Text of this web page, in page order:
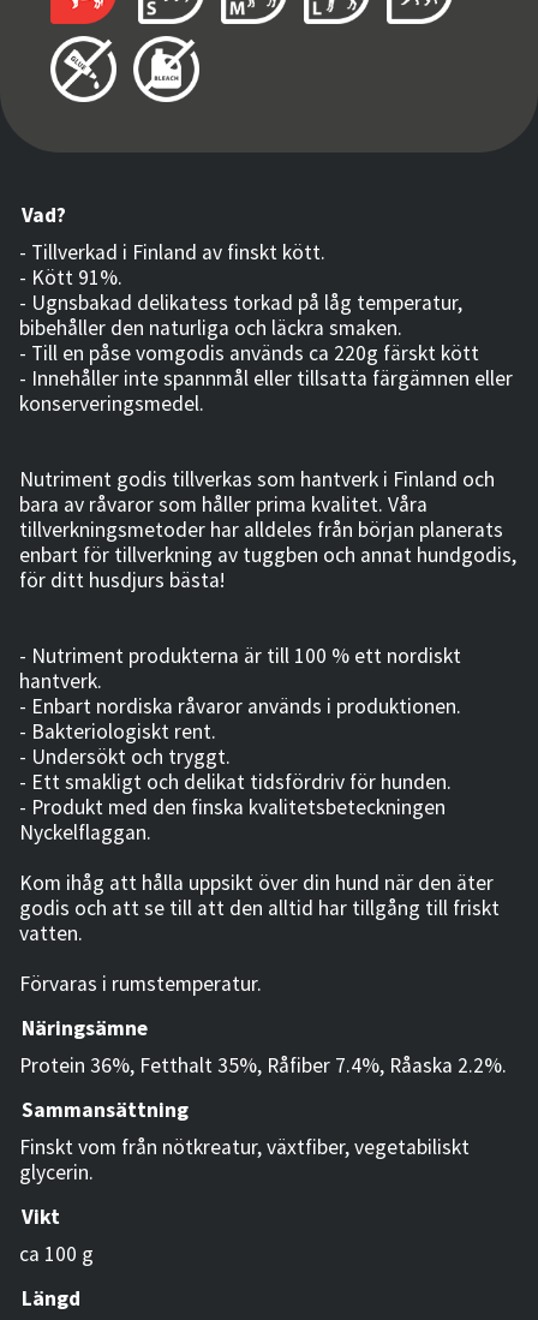
Vad?
- Tillverkad i Finland av finskt kött.
- Kött 91%.
- Ugnsbakad delikatess torkad på låg temperatur,
bibehåller den naturliga och läckra smaken.
- Till en påse vomgodis används ca 220g färskt kött
- Innehåller inte spannmål eller tillsatta färgämnen eller
konserveringsmedel.
Nutriment godis tillverkas som hantverk i Finland och
bara av råvaror som håller prima kvalitet. Våra
tillverkningsmetoder har alldeles från början planerats
enbart för tillverkning av tuggben och annat hundgodis,
för ditt husdjurs bästa!
- Nutriment produkterna är till 100 % ett nordiskt
hantverk.
- Enbart nordiska råvaror används i produktionen.
- Bakteriologiskt rent.
- Undersökt och tryggt.
- Ett smakligt och delikat tidsfördriv för hunden.
- Produkt med den finska kvalitetsbeteckningen
Nyckelflaggan.
Kom ihåg att hålla uppsikt över din hund när den äter
godis och att se till att den alltid har tillgång till friskt
vatten.
Förvaras i rumstemperatur.
Näringsämne
Protein 36%, Fetthalt 35%, Råfiber 7.4%, Råaska 2.2%.
Sammansättning
Finskt vom från nötkreatur, växtfiber, vegetabiliskt
glycerin.
Vikt
ca 100 g
Längd